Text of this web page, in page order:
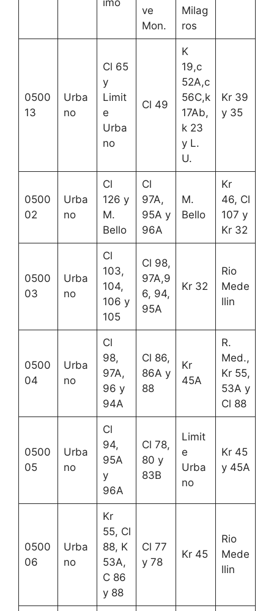
ve
Mon.
Milag
ros
0500
13
Urba
no
Cl 65
y
Limit
e
Urba
no
Cl 49
K
19,c
52A,c
56C,k
17Ab,
k 23
y L.
U.
Kr 39
y 35
0500
02
Urba
no
Cl
126 y
M.
Bello
Cl
97A,
95A y
96A
M.
Bello
Kr
46, Cl
107 y
Kr 32
0500
03
Urba
no
Cl
103,
104,
106 y
105
Cl 98,
97A,9
6, 94,
95A
Kr 32
Rio
Mede
llin
0500
04
Urba
no
Cl
98,
97A,
96 y
94A
Cl 86,
86A y
88
Kr
45A
R.
Med.,
Kr 55,
53A y
Cl 88
0500
05
Urba
no
Cl
94,
95A
y
96A
Cl 78,
80 y
83B
Limit
e
Urba
no
Kr 45
y 45A
0500
06
Urba
no
Kr
55, Cl
88, K
53A,
C 86
y 88
Cl 77
y 78
Kr 45
Rio
Mede
llin